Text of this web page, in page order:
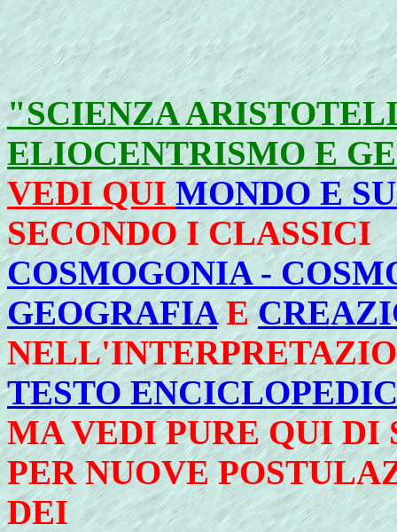
"SCIENZA
ELIOCENTRISMO E
VEDI QUIMONDO E
SECONDO I CLASSICI
COSMOGONIA -
GEOGRAFIAE
TESTO
MA VEDI PURE QUI DI
PER NUOVE
DEI